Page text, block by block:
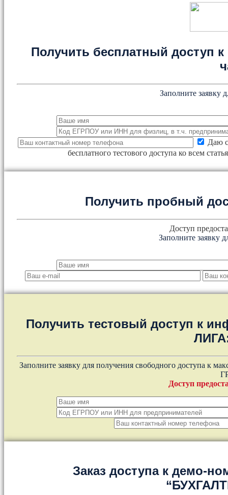
Получить бесплатный доступ к
Заполните заявку
Даю
бесплатного тестового доступа ко всем
Получить пробный
Доступ
Заполните заявку
Получить тестовый доступ к
Заполните заявку для получения свободного доступа к
Доступ
Заказ доступа к демо-